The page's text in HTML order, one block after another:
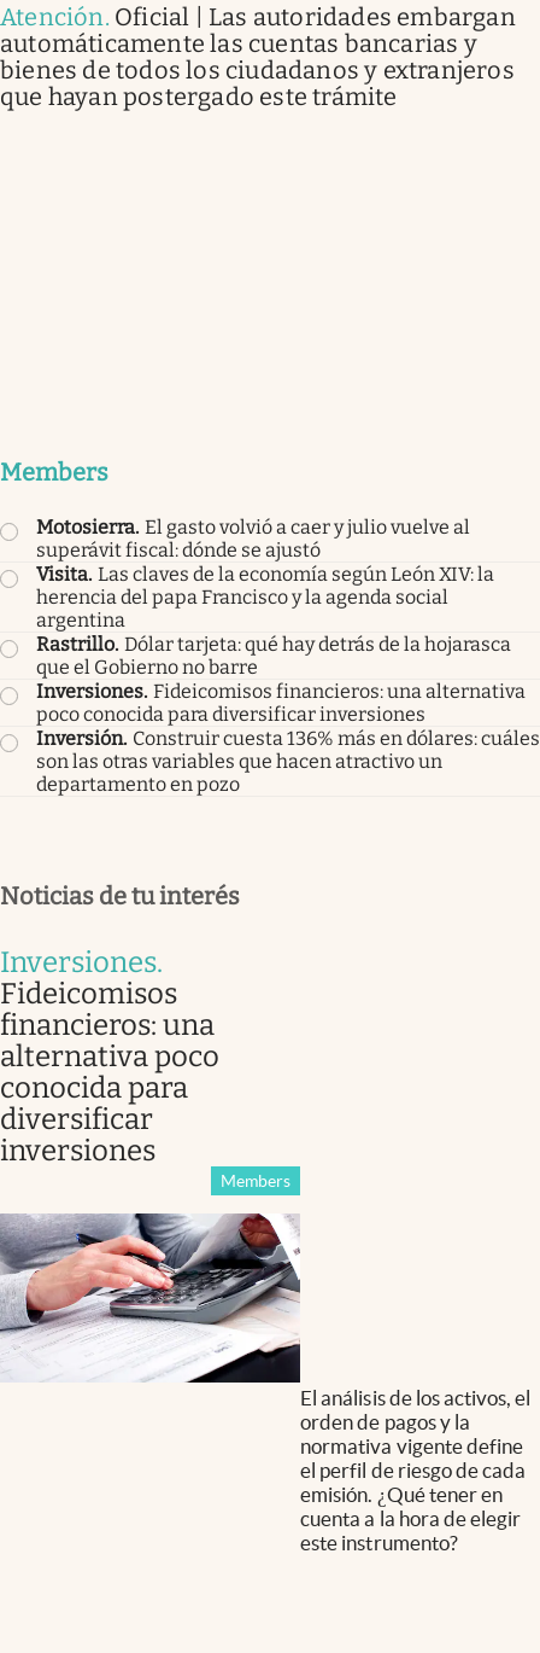
Atención. Oficial | Las autoridades embargan
automáticamente las cuentas bancarias y
bienes de todos los ciudadanos y extranjeros
que hayan postergado este trámite
Members
Motosierra. El gasto volvió a caer y julio vuelve al
superávit fiscal: dónde se ajustó
Visita. Las claves de la economía según León XIV: la
herencia del papa Francisco y la agenda social
argentina
Rastrillo. Dólar tarjeta: qué hay detrás de la hojarasca
que el Gobierno no barre
Inversiones. Fideicomisos financieros: una alternativa
poco conocida para diversificar inversiones
Inversión. Construir cuesta 136% más en dólares: cuáles
son las otras variables que hacen atractivo un
departamento en pozo
Noticias de tu interés
Inversiones.
Fideicomisos
financieros: una
alternativa poco
conocida para
diversificar
inversiones
Members
El análisis de los activos, el
orden de pagos y la
normativa vigente define
el perfil de riesgo de cada
emisión. ¿Qué tener en
cuenta a la hora de elegir
este instrumento?